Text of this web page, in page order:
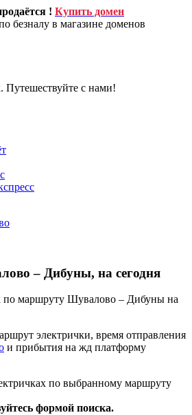
! Купить домен
безналу в магазине доменов
Путешествуйте с нами!
– Дибуны, на сегодня
по маршруту Шувалово – Дибуны на
электрички, время отправления
и прибытия на жд платформу
по выбранному маршруту
формой поиска.